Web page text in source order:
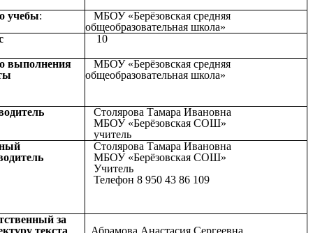
учебы:
МБОУ «Берёзовская средняя
общеобразовательная школа»
10
выполнения
МБОУ «Берёзовская средняя
общеобразовательная школа»
Столярова Тамара Ивановна
МБОУ «Берёзовская СОШ»
учитель
Столярова Тамара Ивановна
МБОУ «Берёзовская СОШ»
Учитель
Телефон 8 950 43 86 109
за